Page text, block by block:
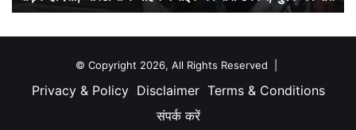
हादसा,
बाइक
© Copyright 2026, All Rights Reserved |
Privacy & Policy Disclaimer Terms & Conditions
संपर्क करें